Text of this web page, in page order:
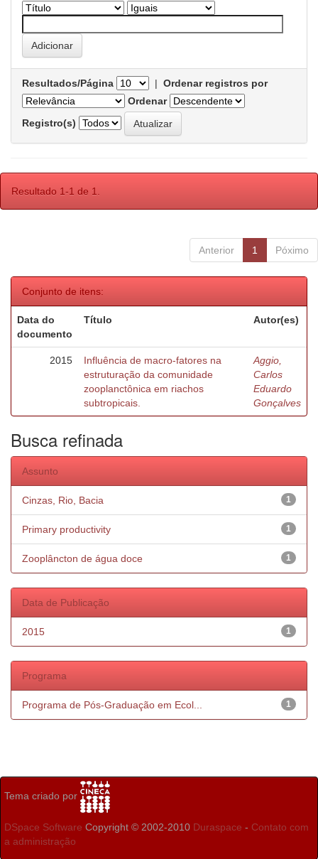
Resultados/Página | Ordenar registros por
Ordenar
Registro(s)
Resultado 1-1 de 1.
Anterior 1 Póximo
Conjunto de itens:
Data do
documento
Título Autor(es)
2015
Influência de macro-fatores na
estruturação da comunidade
zooplanctônica em riachos
subtropicais.
Aggio,
Carlos
Eduardo
Gonçalves
Busca refinada
Assunto
1
Cinzas, Rio, Bacia
1
Primary productivity
1
Zooplâncton de água doce
Data de Publicação
1
2015
Programa
1
Programa de Pós-Graduação em Ecol...
Tema criado por
DSpace Software Copyright © 2002-2010 Duraspace - Contato com
a administração